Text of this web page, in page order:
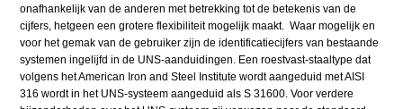
onafhankelijk van de anderen met betrekking tot de betekenis van de
cijfers, hetgeen een grotere flexibiliteit mogelijk maakt. Waar mogelijk en
voor het gemak van de gebruiker zijn de identificatiecijfers van bestaande
systemen ingelijfd in de UNS-aanduidingen. Een roestvast-staaltype dat
volgens het American Iron and Steel Institute wordt aangeduid met AISI
316 wordt in het UNS-systeem aangeduid als S 31600. Voor verdere